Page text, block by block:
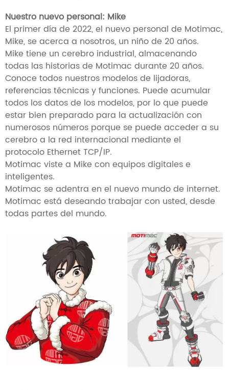
Nuestro nuevo personal: Mike
El primer día de 2022, el nuevo personal de Motimac,
Mike, se acerca a nosotros, un niño de 20 años.
Mike tiene un cerebro industrial, almacenando
todas las historias de Motimac durante 20 años.
Conoce todos nuestros modelos de lijadoras,
referencias técnicas y funciones. Puede acumular
todos los datos de los modelos, por lo que puede
estar bien preparado para la actualización con
numerosos números porque se puede acceder a su
cerebro a la red internacional mediante el
protocolo Ethernet TCP/IP.
Motimac viste a Mike con equipos digitales e
inteligentes.
Motimac se adentra en el nuevo mundo de internet.
Motimac está deseando trabajar con usted, desde
todas partes del mundo.